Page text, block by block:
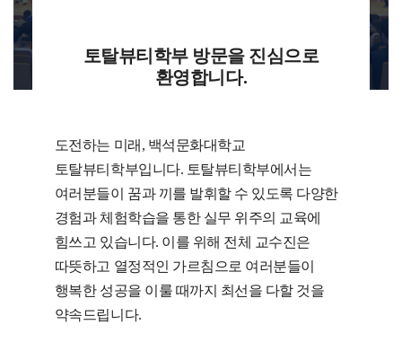
토탈뷰티학부 방문을 진심으로
환영합니다.
도전하는 미래, 백석문화대학교
토탈뷰티학부입니다. 토탈뷰티학부에서는
여러분들이 꿈과 끼를 발휘할 수 있도록 다양한
경험과 체험학습을 통한 실무 위주의 교육에
힘쓰고 있습니다. 이를 위해 전체 교수진은
따뜻하고 열정적인 가르침으로 여러분들이
행복한 성공을 이룰 때까지 최선을 다할 것을
약속드립니다.